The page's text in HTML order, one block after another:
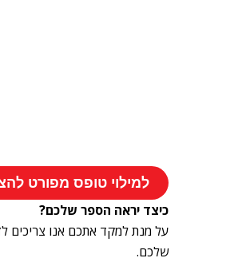
למילוי טופס מפורט
כיצד יראה הספר שלכם?
על מנת למקד אתכם אנו צריכים
שלכם.